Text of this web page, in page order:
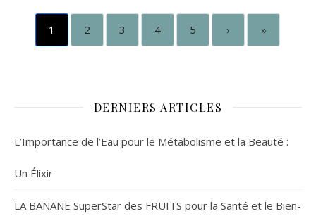
1 2 3 4 5 › »
DERNIERS ARTICLES
L’Importance de l’Eau pour le Métabolisme et la Beauté :
Un Élixir
LA BANANE SuperStar des FRUITS pour la Santé et le Bien-